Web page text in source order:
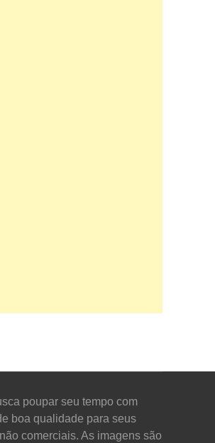
poupar seu tempo com
boa qualidade para seus
comerciais. As imagens são